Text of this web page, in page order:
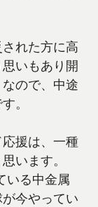
れた方に高
いもあり開
ので、中途
。
援は、一種
います。
いる中金属
今やってい